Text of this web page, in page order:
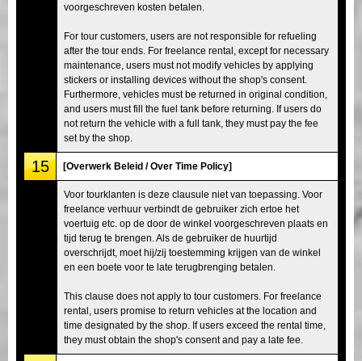
voorgeschreven kosten betalen.
For tour customers, users are not responsible for refueling
after the tour ends. For freelance rental, except for necessary
maintenance, users must not modify vehicles by applying
stickers or installing devices without the shop's consent.
Furthermore, vehicles must be returned in original condition,
and users must fill the fuel tank before returning. If users do
not return the vehicle with a full tank, they must pay the fee
set by the shop.
15 [Overwerk Beleid / Over Time Policy]
Voor tourklanten is deze clausule niet van toepassing. Voor
freelance verhuur verbindt de gebruiker zich ertoe het
voertuig etc. op de door de winkel voorgeschreven plaats en
tijd terug te brengen. Als de gebruiker de huurtijd
overschrijdt, moet hij/zij toestemming krijgen van de winkel
en een boete voor te late terugbrenging betalen.
This clause does not apply to tour customers. For freelance
rental, users promise to return vehicles at the location and
time designated by the shop. If users exceed the rental time,
they must obtain the shop's consent and pay a late fee.